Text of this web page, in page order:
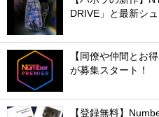
DRIVE」と最新シ
【同僚や仲間とお
が募集スタート！
【登録無料】